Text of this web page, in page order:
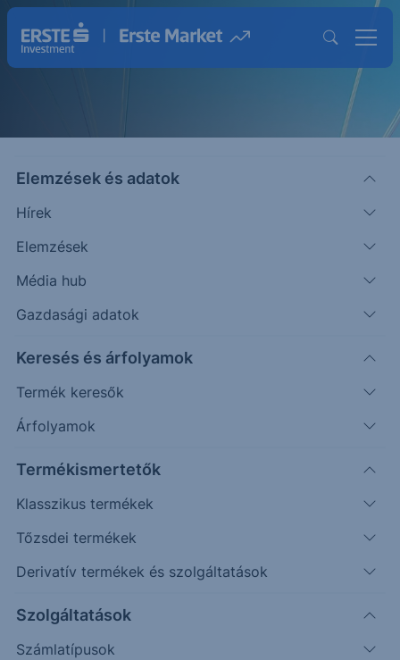
Elemzések és adatok
Hírek
Elemzések
Média hub
Gazdasági adatok
Keresés és árfolyamok
Termék keresők
Árfolyamok
Termékismertetők
Klasszikus termékek
Tőzsdei termékek
Derivatív termékek és szolgáltatások
Szolgáltatások
Számlatípusok
Strukturált Értékpapírok
Magasabb hozam lehetősége egyedi
Védelmi mechanizmussal
rendelkező egyedi befektetési
lehetőséget keresel?